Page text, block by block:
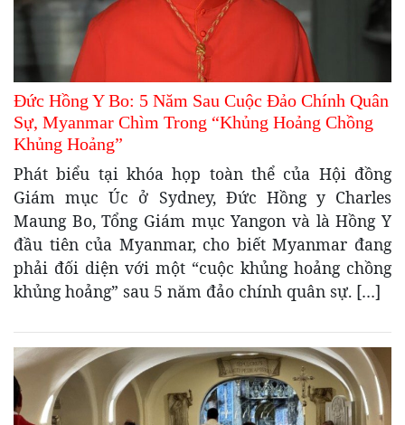
Đức Hồng Y Bo: 5 Năm Sau Cuộc Đảo Chính Quân
Sự, Myanmar Chìm Trong “Khủng Hoảng Chồng
Khủng Hoảng”
Phát biểu tại khóa họp toàn thể của Hội đồng
Giám mục Úc ở Sydney, Đức Hồng y Charles
Maung Bo, Tổng Giám mục Yangon và là Hồng Y
đầu tiên của Myanmar, cho biết Myanmar đang
phải đối diện với một “cuộc khủng hoảng chồng
khủng hoảng” sau 5 năm đảo chính quân sự. […]